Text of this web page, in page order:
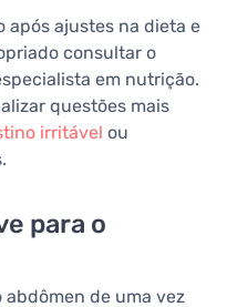
após ajustes na dieta e
consultar o
em nutrição.
questões mais
irritável ou
para o
de uma vez